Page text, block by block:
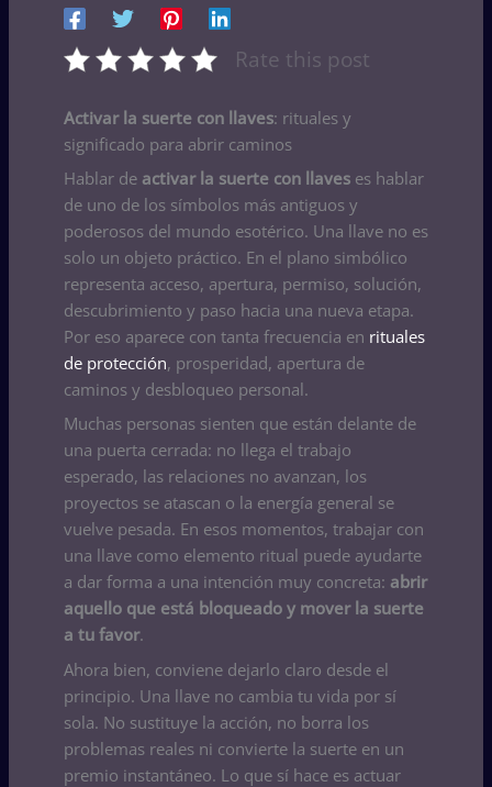
Rate this post
Activar la suerte con llaves: rituales y
significado para abrir caminos
Hablar de activar la suerte con llaveses hablar
de uno de los símbolos más antiguos y
poderosos del mundo esotérico. Una llave no es
solo un objeto práctico. En el plano simbólico
representa acceso, apertura, permiso, solución,
descubrimiento y paso hacia una nueva etapa.
Por eso aparece con tanta frecuencia en rituales
de protección, prosperidad, apertura de
caminos y desbloqueo personal.
Muchas personas sienten que están delante de
una puerta cerrada: no llega el trabajo
esperado, las relaciones no avanzan, los
proyectos se atascan o la energía general se
vuelve pesada. En esos momentos, trabajar con
una llave como elemento ritual puede ayudarte
a dar forma a una intención muy concreta: abrir
aquello que está bloqueado y mover la suerte
a tu favor.
Ahora bien, conviene dejarlo claro desde el
principio. Una llave no cambia tu vida por sí
sola. No sustituye la acción, no borra los
problemas reales ni convierte la suerte en un
premio instantáneo. Lo que sí hace es actuar